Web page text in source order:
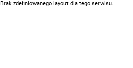
Brak zdefiniowanego layout dla tego serwisu.